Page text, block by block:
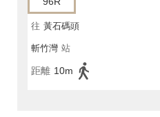
往 黃石碼頭
斬竹灣 站
距離 10m